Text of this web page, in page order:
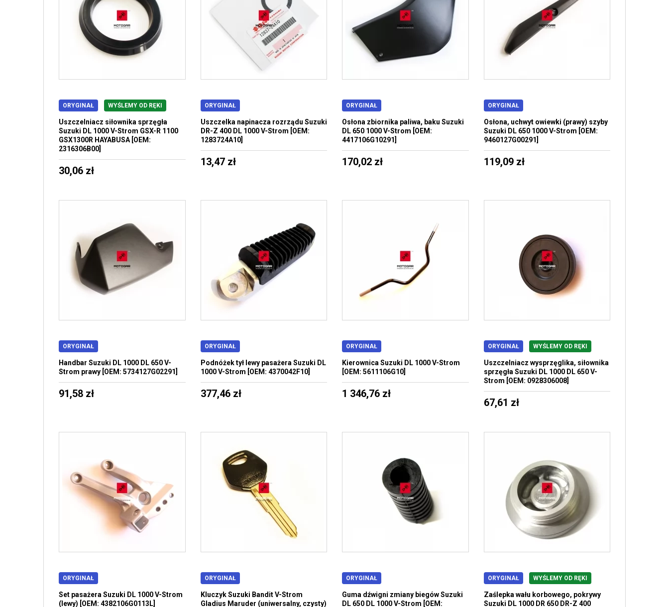
ORYGINAŁ WYŚLEMY OD RĘKI
Uszczelniacz siłownika sprzęgła
Suzuki DL 1000 V-Strom GSX-R 1100
GSX1300R HAYABUSA [OEM:
2316306B00]
30,06 zł
ORYGINAŁ
Uszczelka napinacza rozrządu Suzuki
DR-Z 400 DL 1000 V-Strom [OEM:
1283724A10]
13,47 zł
ORYGINAŁ
Osłona zbiornika paliwa, baku Suzuki
DL 650 1000 V-Strom [OEM:
4417106G10291]
170,02 zł
ORYGINAŁ
Osłona, uchwyt owiewki (prawy) szyby
Suzuki DL 650 1000 V-Strom [OEM:
9460127G00291]
119,09 zł
ORYGINAŁ
Handbar Suzuki DL 1000 DL 650 V-
Strom prawy [OEM: 5734127G02291]
91,58 zł
ORYGINAŁ
Podnóżek tył lewy pasażera Suzuki DL
1000 V-Strom [OEM: 4370042F10]
377,46 zł
ORYGINAŁ
Kierownica Suzuki DL 1000 V-Strom
[OEM: 5611106G10]
1 346,76 zł
ORYGINAŁ WYŚLEMY OD RĘKI
Uszczelniacz wysprzęglika, siłownika
sprzęgła Suzuki DL 1000 DL 650 V-
Strom [OEM: 0928306008]
67,61 zł
ORYGINAŁ
Set pasażera Suzuki DL 1000 V-Strom
(lewy) [OEM: 4382106G0113L]
ORYGINAŁ
Kluczyk Suzuki Bandit V-Strom
Gladius Maruder (uniwersalny, czysty)
ORYGINAŁ
Guma dźwigni zmiany biegów Suzuki
DL 650 DL 1000 V-Strom [OEM:
ORYGINAŁ WYŚLEMY OD RĘKI
Zaślepka wału korbowego, pokrywy
Suzuki DL 1000 DR 650 DR-Z 400